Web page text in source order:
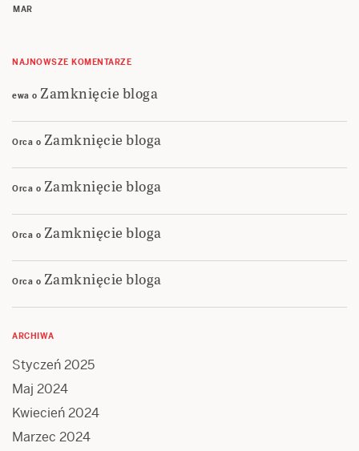
MAR
NAJNOWSZE KOMENTARZE
ewa o Zamknięcie bloga
Orca o Zamknięcie bloga
Orca o Zamknięcie bloga
Orca o Zamknięcie bloga
Orca o Zamknięcie bloga
ARCHIWA
Styczeń 2025
Maj 2024
Kwiecień 2024
Marzec 2024